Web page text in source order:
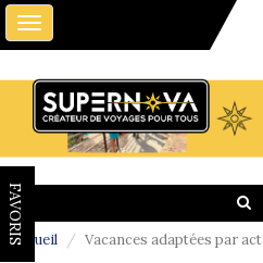
Toggle
navigation
FAVORIS
Accueil Vacances adaptées par